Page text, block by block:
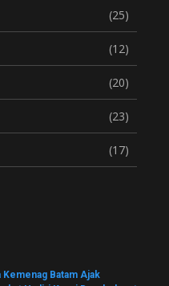
(25)
(12)
(20)
(23)
(17)
Kemenag Batam Ajak